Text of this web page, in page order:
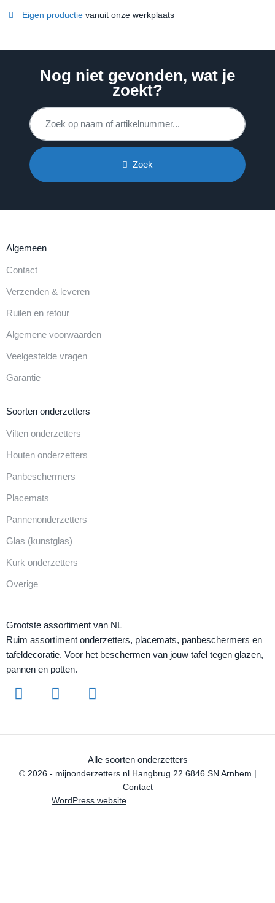
Eigen productie vanuit onze werkplaats
Nog niet gevonden, wat je
zoekt?
Zoek
Algemeen
Contact
Verzenden & leveren
Ruilen en retour
Algemene voorwaarden
Veelgestelde vragen
Garantie
Soorten onderzetters
Vilten onderzetters
Houten onderzetters
Panbeschermers
Placemats
Pannenonderzetters
Glas (kunstglas)
Kurk onderzetters
Overige
Grootste assortiment van NL
Ruim assortiment onderzetters, placemats, panbeschermers en
tafeldecoratie. Voor het beschermen van jouw tafel tegen glazen,
pannen en potten.
Alle soorten onderzetters
© 2026 - mijnonderzetters.nl Hangbrug 22 6846 SN Arnhem |
Contact
WordPress website